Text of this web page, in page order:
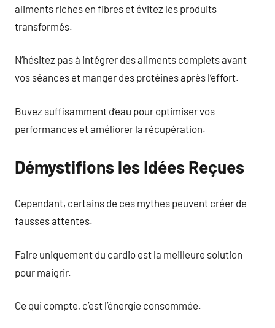
aliments riches en fibres et évitez les produits
transformés.
N’hésitez pas à intégrer des aliments complets avant
vos séances et manger des protéines après l’effort.
Buvez suffisamment d’eau pour optimiser vos
performances et améliorer la récupération.
Démystifions les Idées Reçues
Cependant, certains de ces mythes peuvent créer de
fausses attentes.
Faire uniquement du cardio est la meilleure solution
pour maigrir.
Ce qui compte, c’est l’énergie consommée.